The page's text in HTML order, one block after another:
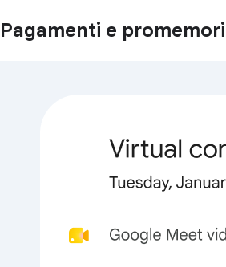
Pagamenti e